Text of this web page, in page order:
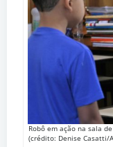
Robô em ação na sala
(crédito: Denise Casatti/